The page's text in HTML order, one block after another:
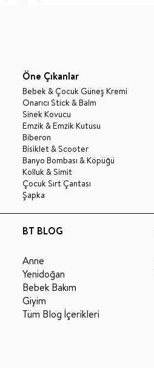
Öne Çıkanlar
Bebek & Çocuk Güneş Kremi
Onarıcı Stick & Balm
Sinek Kovucu
Emzik & Emzik Kutusu
Biberon
Bisiklet & Scooter
Banyo Bombası & Köpüğü
Kolluk & Simit
Çocuk Sırt Çantası
Şapka
BT BLOG
Anne
Yenidoğan
Bebek Bakım
Giyim
Tüm Blog İçerikleri